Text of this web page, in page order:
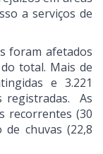
a serviços de
foram afetados
total. Mais de
e 3.221
registradas. As
recorrentes (30
chuvas (22,8